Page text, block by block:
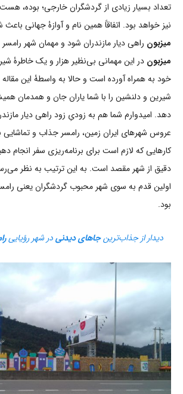
تعداد بسیار زیادی از گردشگران خارجی؛ بوده،
نیز خواهد بود. اتفاقاً همین نام و آوازۀ جهانی
میزبون راهی دیار مازندران شود و مهمان شهر
میزبون در این مهمانی بی‌نظیر هزار و یک خاطرۀ
خود به همراه آورده است و حالا به واسطۀ این
شیرین و دلنشین را با شما یاران جان و همدمان
دهد. امیدوارم شما هم به زودیِ زود راهی دیار
عروس شهرهای ایران زمین، رامسر جذاب و تماشایی
کارهایی که لازم است برای برنامه‌ریزی سفر انجام
دقیق از شهر مقصد است. به این ترتیب به نظر
اولین قدم به سوی شهر محبوب گردشگران یعنی
بود.
دیدار از جذاب‌ترینجاهای دیدنیدر شهر رؤیایی